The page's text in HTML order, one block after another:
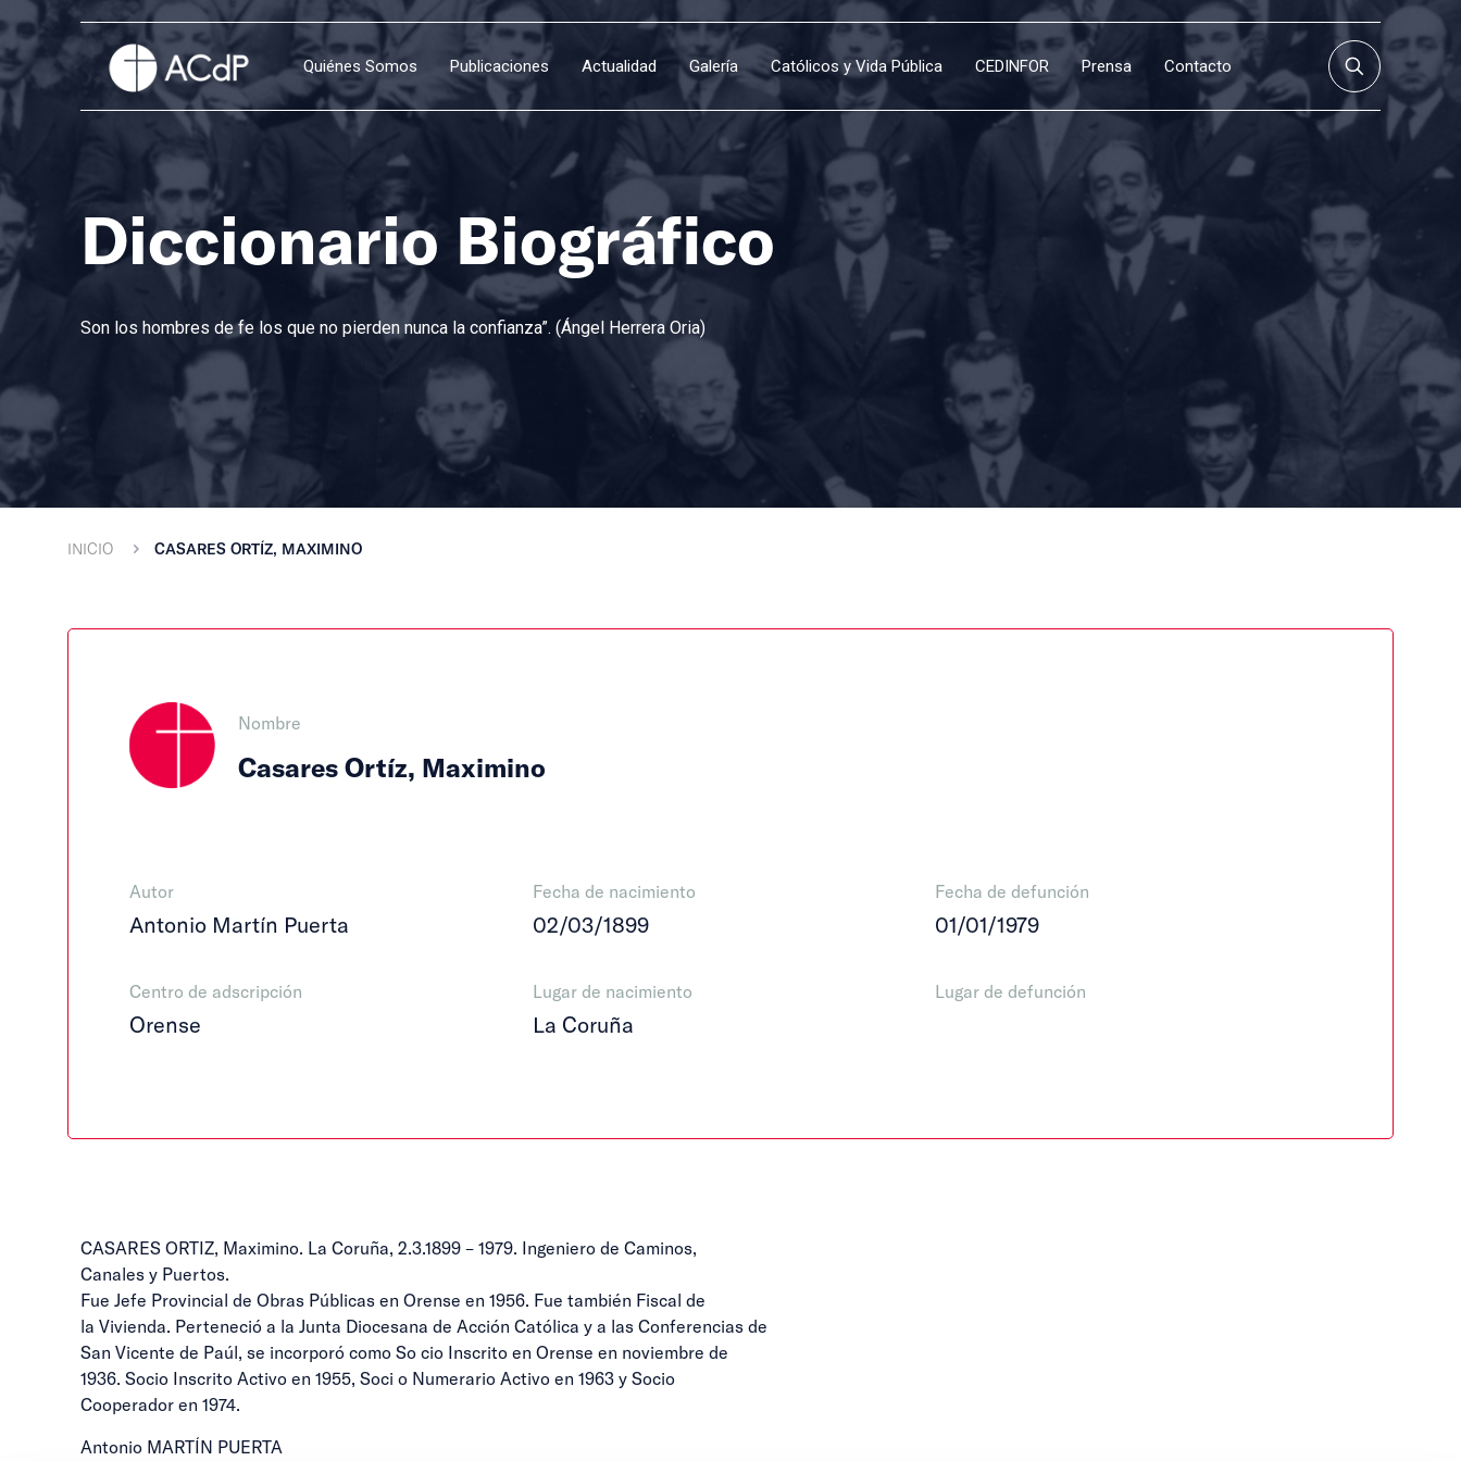
Quiénes Somos Publicaciones Actualidad Galería Católicos y Vida Pública CEDINFOR Prensa Contacto
Diccionario Biográfico
Son los hombres de fe los que no pierden nunca la confianza”. (Ángel Herrera Oria)
INICIO CASARES ORTÍZ, MAXIMINO
Nombre
Casares Ortíz, Maximino
Autor
Antonio Martín Puerta
Centro de adscripción
Orense
Fecha de nacimiento
02/03/1899
Lugar de nacimiento
La Coruña
Fecha de defunción
01/01/1979
Lugar de defunción
CASARES ORTIZ, Maximino. La Coruña, 2.3.1899 – 1979. Ingeniero de Caminos,
Canales y Puertos.
Fue Jefe Provincial de Obras Públicas en Orense en 1956. Fue también Fiscal de
la Vivienda. Perteneció a la Junta Diocesana de Acción Católica y a las Conferencias de
San Vicente de Paúl, se incorporó como So cio Inscrito en Orense en noviembre de
1936. Socio Inscrito Activo en 1955, Soci o Numerario Activo en 1963 y Socio
Cooperador en 1974.
Antonio MARTÍN PUERTA